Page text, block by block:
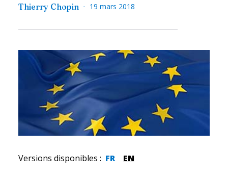
Thierry Chopin - 19 mars 2018
Versions disponibles : FR EN